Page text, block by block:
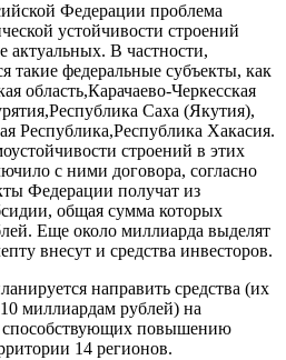
Федерации проблема
устойчивости строений
актуальных. В частности,
такие федеральные субъекты, как
область,Карачаево-Черкесская
Саха (Якутия),
Республика,Республика Хакасия.
строений в этих
с ними договора, согласно
Федерации получат из
общая сумма которых
Еще около миллиарда выделят
внесут и средства инвесторов.
направить средства (их
миллиардам рублей) на
способствующих повышению
14 регионов.